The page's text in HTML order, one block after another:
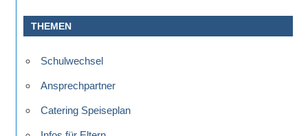
THEMEN
Schulwechsel
Ansprechpartner
Catering Speiseplan